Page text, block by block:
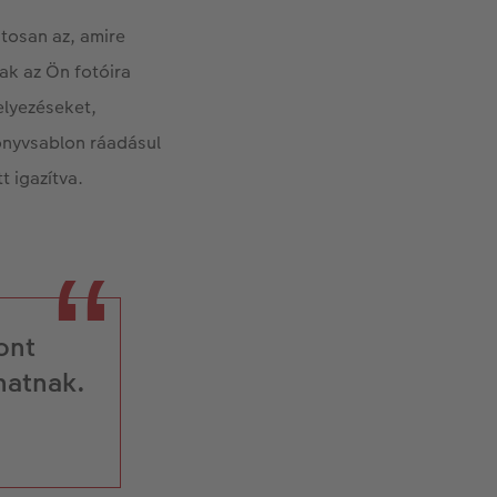
az, amire
az Ön fotóira
ráadásul
igazítva.